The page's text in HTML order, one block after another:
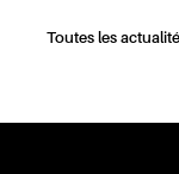
Toutes les